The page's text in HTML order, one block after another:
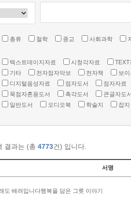
총류 철학 종교 사회과학
텍스트데이지자료 시청각자료
TEXT
기타
전자점자악보 전자책
보
디지털음성자료
점자도서
점자자료
묵점자혼용도서
촉각도서
큰글자도
일반도서
오디오북 학술지 잡지
결과는 (총 4773건) 입니다.
서명
도 배려입니다행복을 담은 그릇 이야기